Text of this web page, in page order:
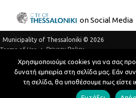
on Social Media
Municipality of Thessaloniki © 2026
Terms of Use
Privacy Policy
Telephone Catalog
Developed byMyCompany Projects
Χρησιμοποιούμε cookies για να σας
δυνατή εμπειρία στη σελίδα μας. Εάν
τη σελίδα, θα υποθέσουμε πως είστε